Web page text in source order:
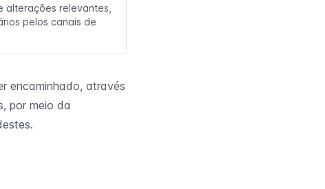
alterações relevantes,
pelos canais de
encaminhado, através
por meio da